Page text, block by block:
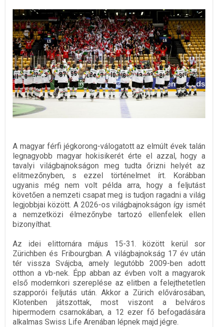
A magyar férfi jégkorong-válogatott az elmúlt évek talán
legnagyobb magyar hokisikerét érte el azzal, hogy a
tavalyi világbajnokságon meg tudta őrizni helyét az
elitmezőnyben, s ezzel történelmet írt. Korábban
ugyanis még nem volt példa arra, hogy a feljutást
követően a nemzeti csapat meg is tudjon ragadni a világ
legjobbjai között. A 2026-os világbajnokságon így ismét
a nemzetközi élmezőnybe tartozó ellenfelek ellen
bizonyíthat.
Az idei elittornára május 15-31. között kerül sor
Zürichben és Fribourgban. A világbajnokság 17 év után
tér vissza Svájcba, amely legutóbb 2009-ben adott
otthon a vb-nek. Épp abban az évben volt a magyarok
első modernkori szereplése az elitben a felejthetetlen
szapporói feljutás után. Akkor a Zürich elővárosában,
Klotenben játszottak, most viszont a belváros
hipermodern csarnokában, a 12 ezer fő befogadására
alkalmas Swiss Life Arenában lépnek majd jégre.